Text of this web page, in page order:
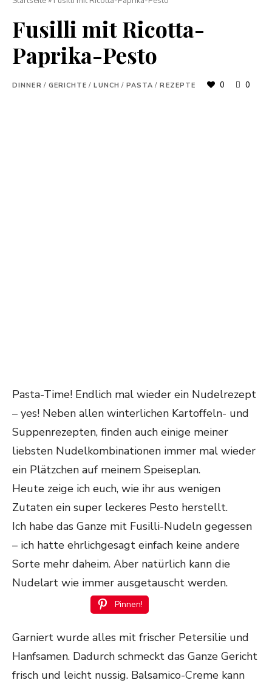
Fusilli mit Ricotta-
Paprika-Pesto
DINNER / GERICHTE / LUNCH / PASTA / REZEPTE 0 0
Pasta-Time! Endlich mal wieder ein Nudelrezept
– yes! Neben allen winterlichen Kartoffeln- und
Suppenrezepten, finden auch einige meiner
liebsten Nudelkombinationen immer mal wieder
ein Plätzchen auf meinem Speiseplan.
Heute zeige ich euch, wie ihr aus wenigen
Zutaten ein super leckeres Pesto herstellt.
Ich habe das Ganze mit Fusilli-Nudeln gegessen
– ich hatte ehrlichgesagt einfach keine andere
Sorte mehr daheim. Aber natürlich kann die
Nudelart wie immer ausgetauscht werden.
Pinnen!
Garniert wurde alles mit frischer Petersilie und
Hanfsamen. Dadurch schmeckt das Ganze Gericht
frisch und leicht nussig. Balsamico-Creme kann